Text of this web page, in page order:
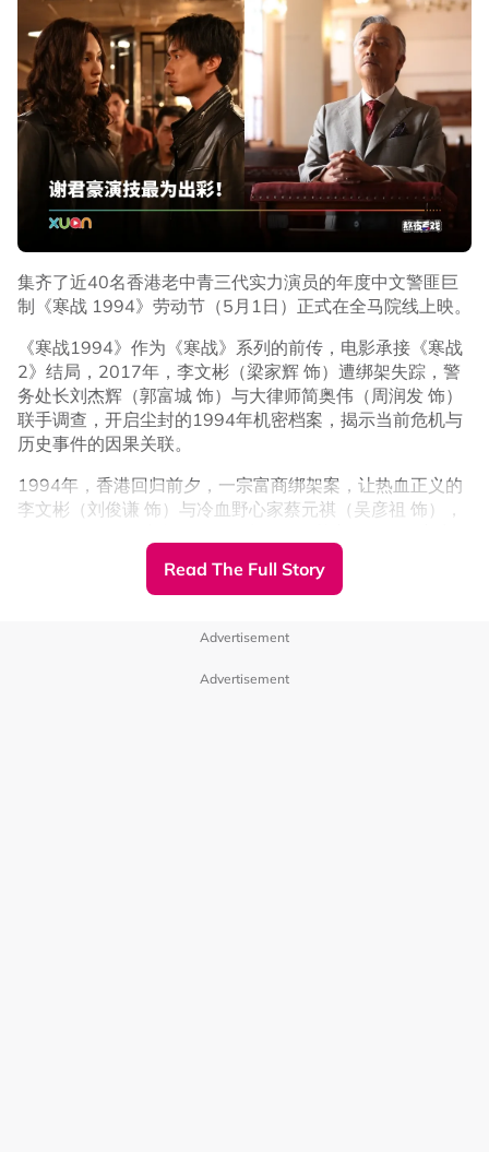
另外，《九龙城寨》里的“信一”刘俊谦饰演“泊车仔”角色。
据报道，剧组把拍摄现场打造成80年代的繁华景象，到处
都挂上怀旧霓虹招牌、广告牌，现场还有多部古董车停靠。
“5条寨仔”同框
20日，《九龙城寨》演员张文杰在个人Instagram上，晒
出“城寨四子”林峯、刘俊谦、张文杰、胡子彤和吴彦祖的合
照写下“5条寨仔”，照片曝光后，网友们都直呼期待。
集齐了近40名香港老中青三代实力演员的年度中文警匪巨
制《寒战 1994》劳动节（5月1日）正式在全马院线上映。
《寒战1994》作为《寒战》系列的前传，电影承接《寒战
2》结局，2017年，李文彬（梁家辉 饰）遭绑架失踪，警
务处长刘杰辉（郭富城 饰）与大律师简奥伟（周润发 饰）
联手调查，开启尘封的1994年机密档案，揭示当前危机与
历史事件的因果关联。
1994年，香港回归前夕，一宗富商绑架案，让热血正义的
李文彬（刘俊谦 饰）与冷血野心家蔡元祺（吴彦祖 饰），
黑道四方势力卷入其中互相博弈，香港迎来了新一轮权力洗
牌，并为2017年的寒战风波埋下了伏笔。
Read The Full Story
Advertisement
Advertisement